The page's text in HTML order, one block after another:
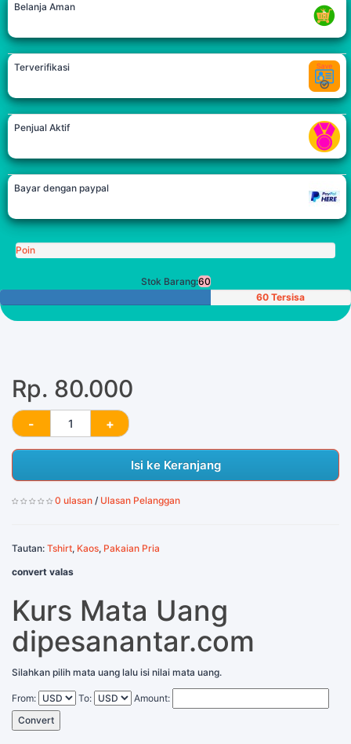
Belanja Aman
Terverifikasi
Penjual Aktif
Bayar dengan paypal
Poin
Stok Barang:60
60 Tersisa
Rp. 80.000
Isi ke Keranjang
0 ulasan / Ulasan Pelanggan
Tautan: Tshirt, Kaos, Pakaian Pria
convert valas
Kurs Mata Uang
dipesanantar.com
Silahkan pilih mata uang lalu isi nilai mata uang.
From: To:
Amount:
Convert